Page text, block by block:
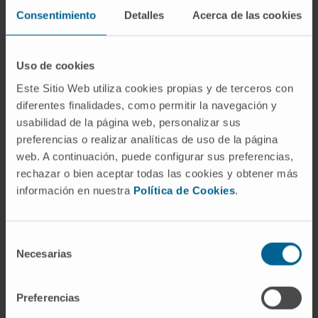
Consentimiento Detalles Acerca de las cookies
Uso de cookies
Este Sitio Web utiliza cookies propias y de terceros con
diferentes finalidades, como permitir la navegación y
usabilidad de la página web, personalizar sus
preferencias o realizar analíticas de uso de la página
web. A continuación, puede configurar sus preferencias,
rechazar o bien aceptar todas las cookies y obtener más
información en nuestra Política de Cookies.
Necesarias
Preferencias
Tallado de muestras
Muestras congeladas
Medios de inclusión y moldes
Métodos de congelación
Congelación de músculo
Almacenamiento de muestras
congeladas